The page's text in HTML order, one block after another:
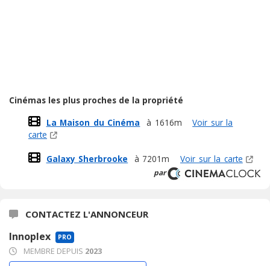
Cinémas les plus proches de la propriété
La Maison du Cinéma
à 1616m
Voir sur la
carte
Galaxy Sherbrooke à 7201m Voir sur la carte
par
CONTACTEZ L'ANNONCEUR
Innoplex PRO
MEMBRE DEPUIS 2023